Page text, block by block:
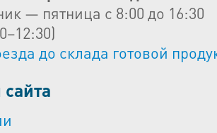
— пятница с 8:00 до 16:30
до склада готовой